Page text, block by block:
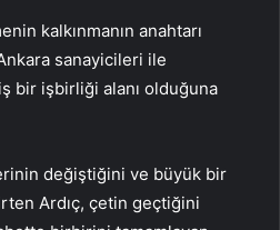
kalkınmanın anahtarı
sanayicileri ile
bir işbirliği alanı olduğuna
değiştiğini ve büyük bir
Ardıç, çetin geçtiğini